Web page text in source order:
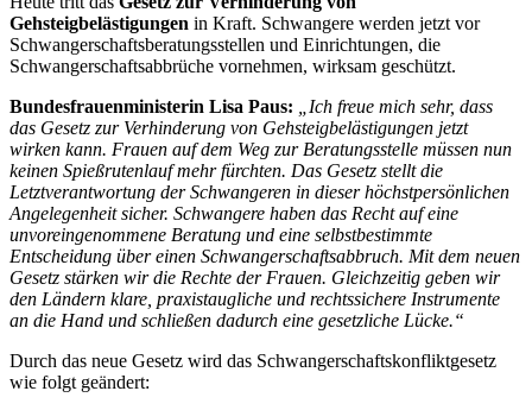
Gehsteigbelästigungen in Kraft. Schwangere werden jetzt vor
Schwangerschaftsberatungsstellen und Einrichtungen, die
Schwangerschaftsabbrüche vornehmen, wirksam geschützt.
Bundesfrauenministerin Lisa Paus:
„Ich freue mich sehr, dass
das Gesetz zur Verhinderung von Gehsteigbelästigungen jetzt
wirken kann. Frauen auf dem Weg zur Beratungsstelle müssen nun
keinen Spießrutenlauf mehr fürchten. Das Gesetz stellt die
Letztverantwortung der Schwangeren in dieser höchstpersönlichen
Angelegenheit sicher. Schwangere haben das Recht auf eine
unvoreingenommene Beratung und eine selbstbestimmte
Entscheidung über einen Schwangerschaftsabbruch. Mit dem neuen
Gesetz stärken wir die Rechte der Frauen. Gleichzeitig geben wir
den Ländern klare, praxistaugliche und rechtssichere Instrumente
an die Hand und schließen dadurch eine gesetzliche Lücke.“
Durch das neue Gesetz wird das Schwangerschaftskonfliktgesetz
wie folgt geändert: